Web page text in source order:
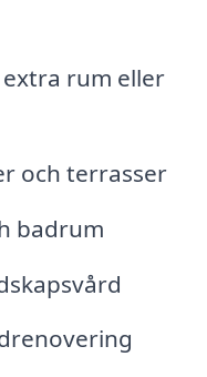
rum eller
och terrasser
badrum